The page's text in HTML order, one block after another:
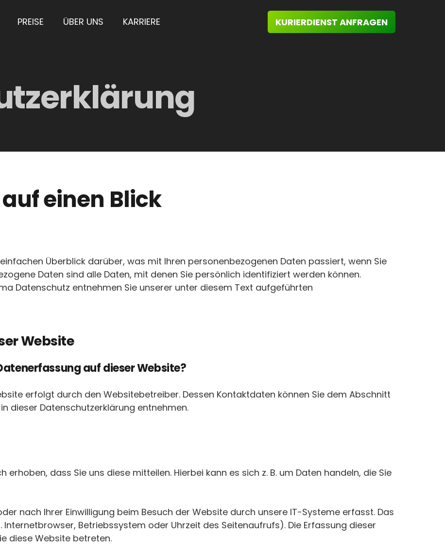
PREISE ÜBER UNS KARRIERE KURIERDIENST ANFRAGEN
einen Blick
Überblick darüber, was mit Ihren personenbezogenen Daten passiert, wenn Sie
Daten sind alle Daten, mit denen Sie persönlich identifiziert werden können.
Datenschutz entnehmen Sie unserer unter diesem Text aufgeführten
Website
auf dieser Website?
erfolgt durch den Websitebetreiber. Dessen Kontaktdaten können Sie dem Abschnitt
dieser Datenschutzerklärung entnehmen.
erhoben, dass Sie uns diese mitteilen. Hierbei kann es sich z. B. um Daten handeln, die Sie
nach Ihrer Einwilligung beim Besuch der Website durch unsere IT-Systeme erfasst. Das
Internetbrowser, Betriebssystem oder Uhrzeit des Seitenaufrufs). Die Erfassung dieser
diese Website betreten.